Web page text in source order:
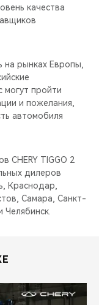
качества
на рынках Европы,
могут пройти
и пожелания,
автомобиля
CHERY TIGGO 2
дилеров
Краснодар,
Самара, Санкт-